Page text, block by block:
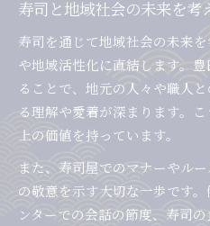
寿司と地域社会の未来を考
寿司を通じて地域社会の未来
や地域活性化に直結します。
ることで、地元の人々や職人
る理解や愛着が深まります。
上の価値を持っています。
また、寿司屋でのマナーやル
の敬意を示す大切な一歩です
ンターでの会話の節度、寿司